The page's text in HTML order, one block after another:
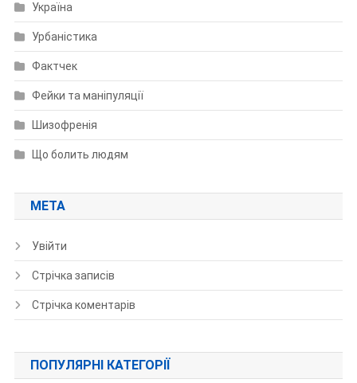
Україна
Урбаністика
Фактчек
Фейки та маніпуляції
Шизофренія
Що болить людям
МЕТА
Увійти
Стрічка записів
Стрічка коментарів
ПОПУЛЯРНІ КАТЕГОРІЇ